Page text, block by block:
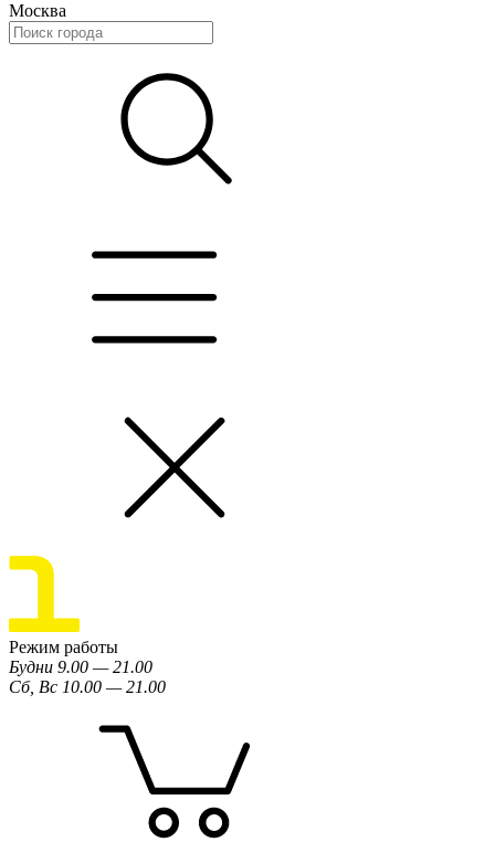
Москва
Режим работы
Будни 9.00 — 21.00
Сб, Вс 10.00 — 21.00